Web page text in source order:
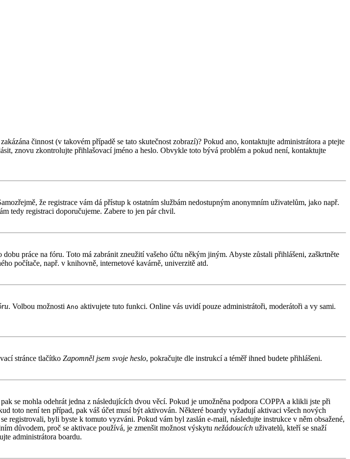
činnost (v takovém případě se tato skutečnost zobrazí)? Pokud ano, kontaktujte administrátora a ptejte
znovu zkontrolujte přihlašovací jméno a heslo. Obvykle toto bývá problém a pokud není, kontaktujte
že registrace vám dá přístup k ostatním službám nedostupným anonymním uživatelům, jako např.
tedy registraci doporučujeme. Zabere to jen pár chvil.
dobu práce na fóru. Toto má zabránit zneužití vašeho účtu někým jiným. Abyste zůstali přihlášeni, zaškrtněte
počítače, např. v knihovně, internetové kavárně, univerzitě atd.
. Volbou možnosti Ano aktivujete tuto funkci. Online vás uvidí pouze administrátoři, moderátoři a vy sami.
stránce tlačítko Zapomněl jsem svoje heslo, pokračujte dle instrukcí a téměř ihned budete přihlášeni.
se mohla odehrát jedna z následujících dvou věcí. Pokud je umožněna podpora COPPA a klikli jste při
toto není ten případ, pak váš účet musí být aktivován. Některé boardy vyžadují aktivaci všech nových
registrovali, byli byste k tomuto vyzváni. Pokud vám byl zaslán e-mail, následujte instrukce v něm obsažené,
důvodem, proč se aktivace používá, je zmenšit možnost výskytu nežádoucích uživatelů, kteří se snaží
administrátora boardu.